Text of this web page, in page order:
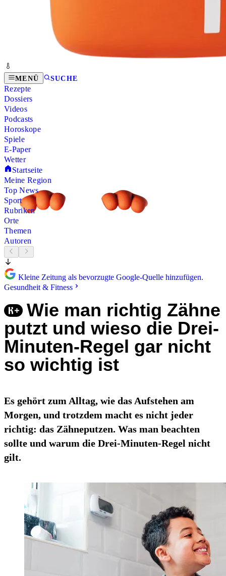
MENÜ SUCHE
Rezepte
Dossiers
Videos
Podcasts
Horoskope
Spiele
E-Paper
Wetter
Startseite
Meine Region
Top News
Sport
Rubriken
Orte
Themen
Autoren
Kleine Zeitung als bevorzugte Google-Quelle hinzufügen.
Gesundheit & Fitness
Wie man richtig Zähne
putzt und wieso die Drei-
Minuten-Regel gar nicht
so wichtig ist
Es gehört zum Alltag, wie das Aufstehen am
Morgen, und trotzdem macht es nicht jeder
richtig: das Zähneputzen. Was man beachten
sollte und warum die Drei-Minuten-Regel nicht
gilt.